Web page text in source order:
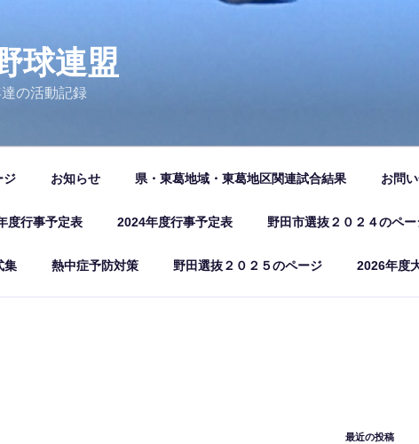
球連盟
の活動記録
ジ お知らせ 県・東葛地域・東葛地区関連試合結果 お問
度行事予定表 2024年度行事予定表 野田市選抜２０２４のペー
集 熱中症予防対策 野田選抜２０２５のページ 2026年度
最近の投稿